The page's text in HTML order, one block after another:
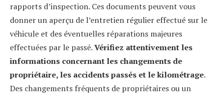
rapports d’inspection. Ces documents peuvent vous
donner un aperçu de l’entretien régulier effectué sur le
véhicule et des éventuelles réparations majeures
effectuées par le passé.Vérifiez attentivement les
informations concernant les changements de
propriétaire, les accidents passés et le kilométrage.
Des changements fréquents de propriétaires ou un